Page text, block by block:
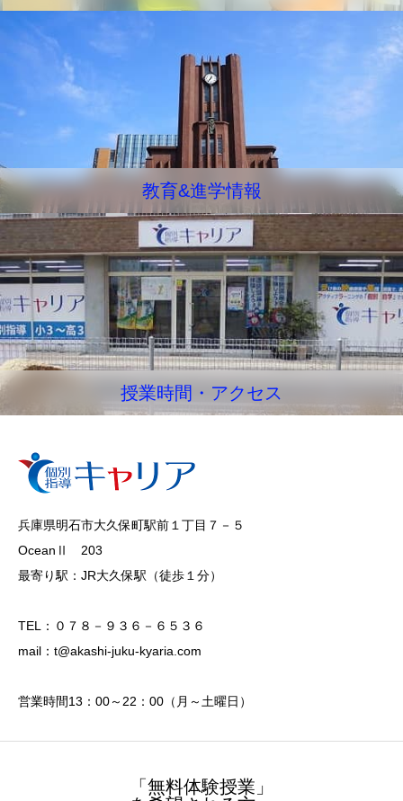
教育&進学情報
授業時間・アクセス
兵庫県明石市大久保町駅前１丁目７－５
OceanⅡ 203
最寄り駅：JR大久保駅（徒歩１分）
TEL：０７８－９３６－６５３６
mail：t@akashi-juku-kyaria.com
営業時間13：00～22：00（月～土曜日）
「無料体験授業」